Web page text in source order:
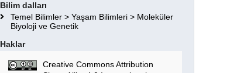
Bilim dalları
Temel Bilimler > Yaşam Bilimleri > Moleküler
Biyoloji ve Genetik
Haklar
Creative Commons Attribution